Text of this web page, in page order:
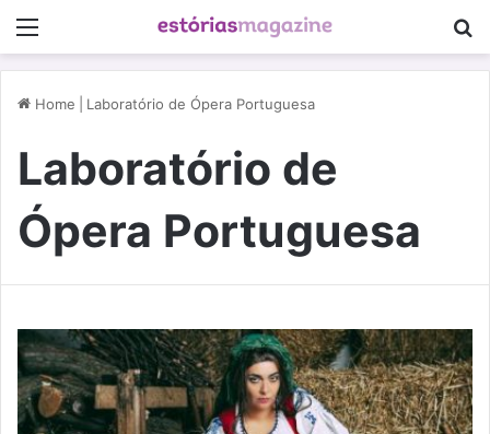
Home Laboratório de Ópera Portuguesa
Laboratório de
Ópera Portuguesa